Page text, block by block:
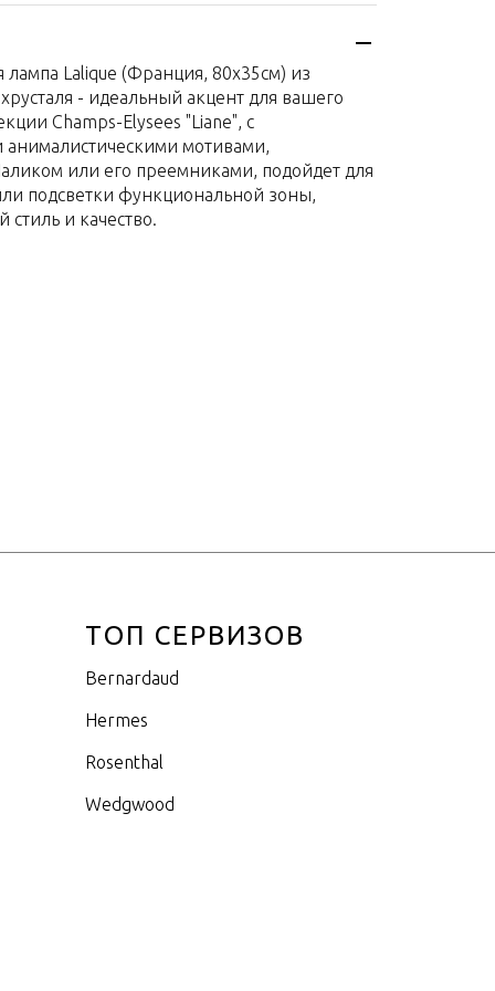
Франция
80х35см
лампа Lalique (Франция, 80х35см) из
- идеальный акцент для вашего
Champs-Elysees "Liane", с
мотивами,
или его преемниками, подойдет для
подсветки функциональной зоны,
стиль и качество.
ТОП СЕРВИЗОВ
Bernardaud
Hermes
Rosenthal
Wedgwood